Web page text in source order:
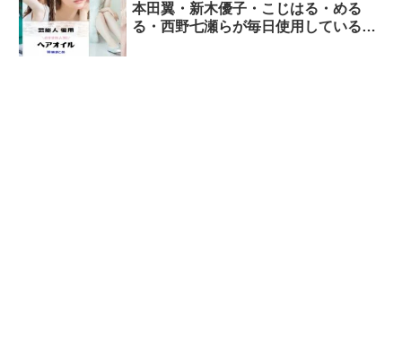
本田翼・新木優子・こじはる・める
る・西野七瀬らが毎日使用しているヘ